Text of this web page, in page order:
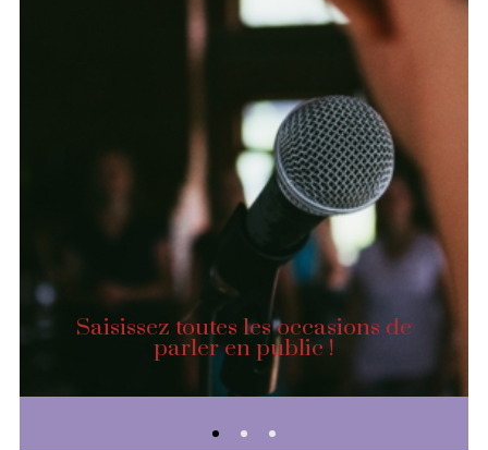
Saisissez toutes les occasions de
parler en public !